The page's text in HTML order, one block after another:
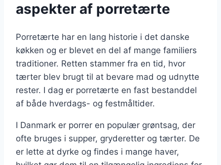
aspekter af porretærte
Porretærte har en lang historie i det danske
køkken og er blevet en del af mange familiers
traditioner. Retten stammer fra en tid, hvor
tærter blev brugt til at bevare mad og udnytte
rester. I dag er porretærte en fast bestanddel
af både hverdags- og festmåltider.
I Danmark er porrer en populær grøntsag, der
ofte bruges i supper, gryderetter og tærter. De
er lette at dyrke og findes i mange haver,